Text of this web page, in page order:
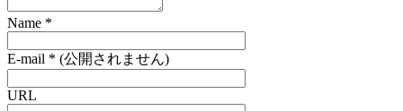
Name *
E-mail * (公開されません)
URL